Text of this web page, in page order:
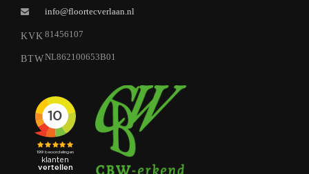
info@floortecverlaan.nl
KVK 81456107
BTWNL862100653B01